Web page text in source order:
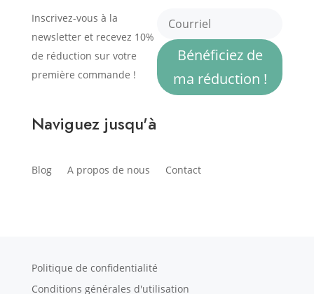
Inscrivez-vous à la
newsletter et recevez 10%
de réduction sur votre
première commande !
Bénéficiez de
ma réduction !
Naviguez jusqu'à
Blog A propos de nous Contact
Politique de confidentialité
Conditions générales d'utilisation